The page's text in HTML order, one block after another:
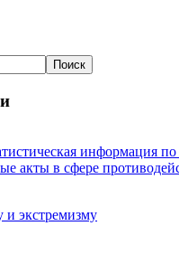
информация
акты в сфере
и экстремизму